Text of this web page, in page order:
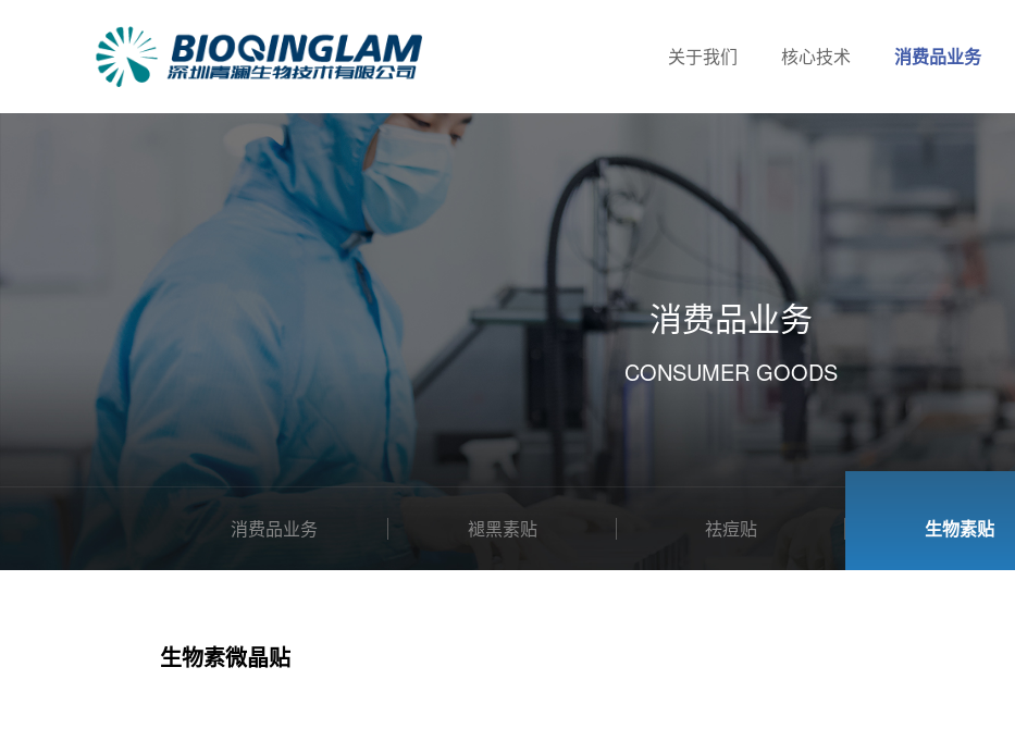
关于我们 核心技术 消费品业务
消费品业务
CONSUMER GOODS
消费品业务 褪黑素贴 祛痘贴 生物素贴
生物素微晶贴